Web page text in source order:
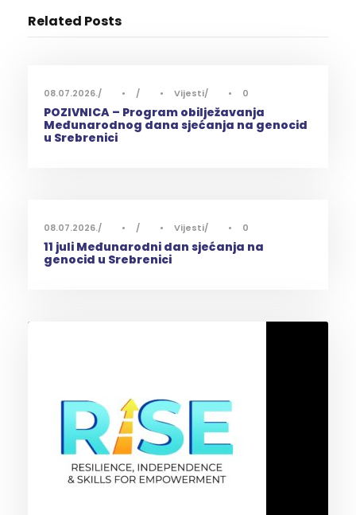
Related Posts
08.07.2026. • • Vijesti • 0
POZIVNICA – Program obilježavanja
Međunarodnog dana sjećanja na genocid
u Srebrenici
08.07.2026. • • Vijesti • 0
11 juli Međunarodni dan sjećanja na
genocid u Srebrenici